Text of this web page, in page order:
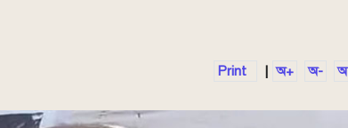
Print | অ+ অ- অ